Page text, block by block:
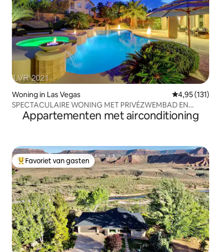
Woning in Las Vegas Gemiddelde
4,95 (131)
SPECTACULAIRE WONING MET PRIVÉZWEMBAD EN
MINIGOLF!
Appartementen met airconditioning
Topfavoriet van gasten
Favoriet van gasten